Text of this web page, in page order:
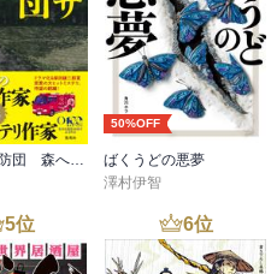
50%OFF
ばくうどの悪夢
澤村伊智
5位 6位